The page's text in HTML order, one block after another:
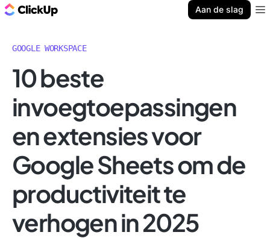
Aan de slag
GOOGLE WORKSPACE
10 beste
invoegtoepassingen
en extensies voor
Google Sheets om de
productiviteit te
verhogen in 2025